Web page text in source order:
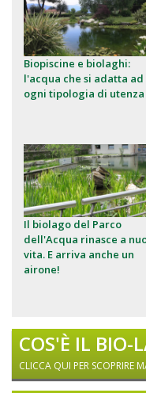
Biopiscine e biolaghi:
l'acqua che si adatta ad
ogni tipologia di utenza
Il biolago del Parco
dell'Acqua rinasce a
vita. E arriva anche un
airone!
COS'È IL BIO-
CLICCA QUI PER SCOPRIRE